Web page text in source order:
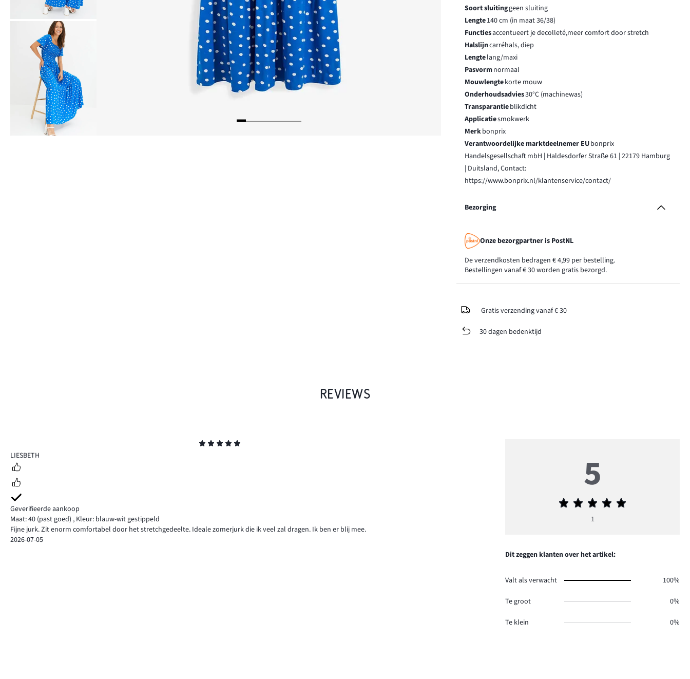
Soort sluitinggeen sluiting
Lengte140 cm (in maat 36/38)
Functiesaccentueert je decolleté,meer comfort door stretch
Halslijncarréhals, diep
Lengtelang/maxi
Pasvormnormaal
Mouwlengtekorte mouw
Onderhoudsadvies30°C (machinewas)
Transparantieblikdicht
Applicatiesmokwerk
Merkbonprix
Verantwoordelijke marktdeelnemer EUbonprix
Handelsgesellschaft mbH | Haldesdorfer Straße 61 | 22179 Hamburg
| Duitsland, Contact:
https://www.bonprix.nl/klantenservice/contact/
Bezorging
Onze bezorgpartner is PostNL
De verzendkosten bedragen € 4,99 per bestelling.
Bestellingen vanaf € 30 worden gratis bezorgd.
Gratis verzending vanaf € 30
30 dagen bedenktijd
REVIEWS
5LIESBETH
Geverifieerde aankoop
Maat: 40 (past goed) , Kleur: blauw-wit gestippeld
Fijne jurk. Zit enorm comfortabel door het stretchgedeelte. Ideale zomerjurk die ik veel zal dragen. Ik ben er blij mee.
2026-07-05
5
Gemiddelde
5
1
Dit zeggen klanten over het artikel:
Valt als verwacht 100%
Te groot 0%
Te klein 0%